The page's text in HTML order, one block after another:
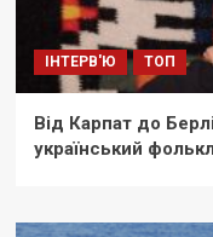
ІНТЕРВ'Ю ТОП
Від Карпат до
український